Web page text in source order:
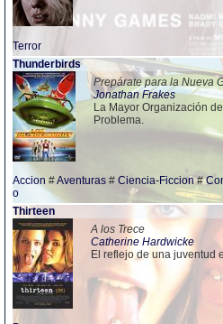
Terror
Thunderbirds
Prepárate para la Nueva
Jonathan Frakes
La Mayor Organización
Problema.
Accion #Aventuras # Ciencia-Ficcion#
o
Thirteen
A los Trece
Catherine Hardwicke
El reflejo de una juventud